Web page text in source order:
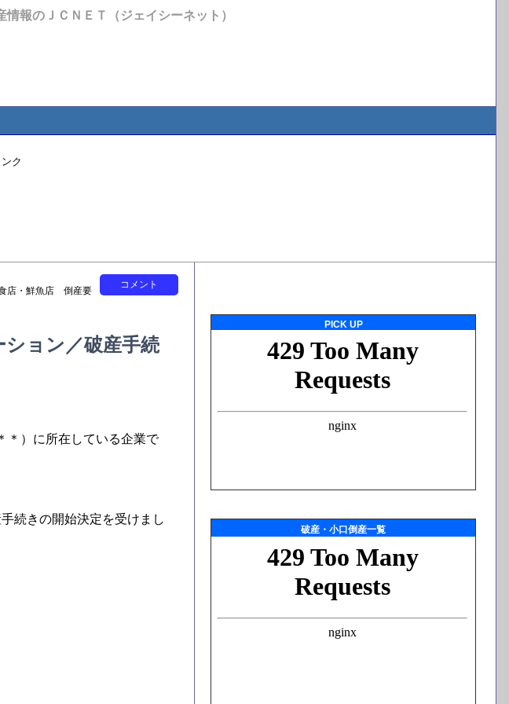
報のＪＣＮＥＴ（ジェイシーネット）
ク
コメント
店・鮮魚店 倒産要
ション／破産手続
＊）に所在している企業で
続きの開始決定を受けまし
PICK UP
破産・小口倒産一覧